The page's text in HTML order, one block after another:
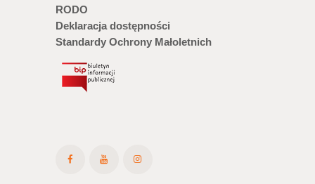
RODO
Deklaracja dostępności
Standardy Ochrony Małoletnich